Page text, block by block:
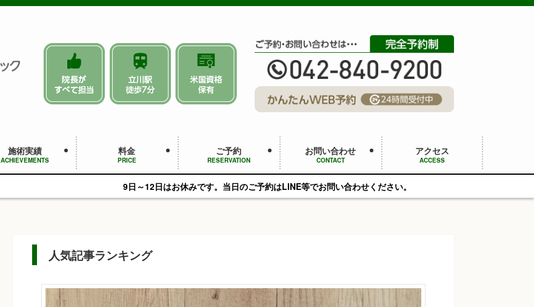
施術実績
ACHIEVEMENTS
料金
PRICE
ご予約
RESERVATION
お問い合わせ
CONTACT
アクセス
ACCESS
9日～12日はお休みです。当日のご予約はLINE等でお問い合わせください。
人気記事ランキング